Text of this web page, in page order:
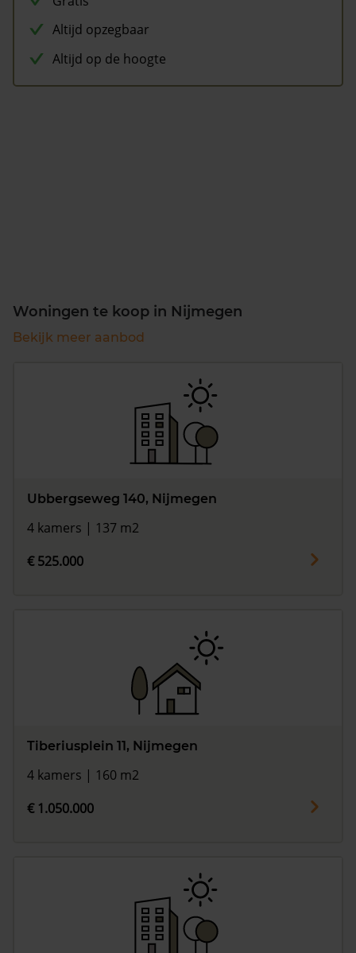
Altijd opzegbaar
Altijd op de hoogte
Woningen te koop in Nijmegen
Bekijk meer aanbod
Ubbergseweg 140, Nijmegen
4 kamers | 137 m2
€ 525.000
Tiberiusplein 11, Nijmegen
4 kamers | 160 m2
€ 1.050.000